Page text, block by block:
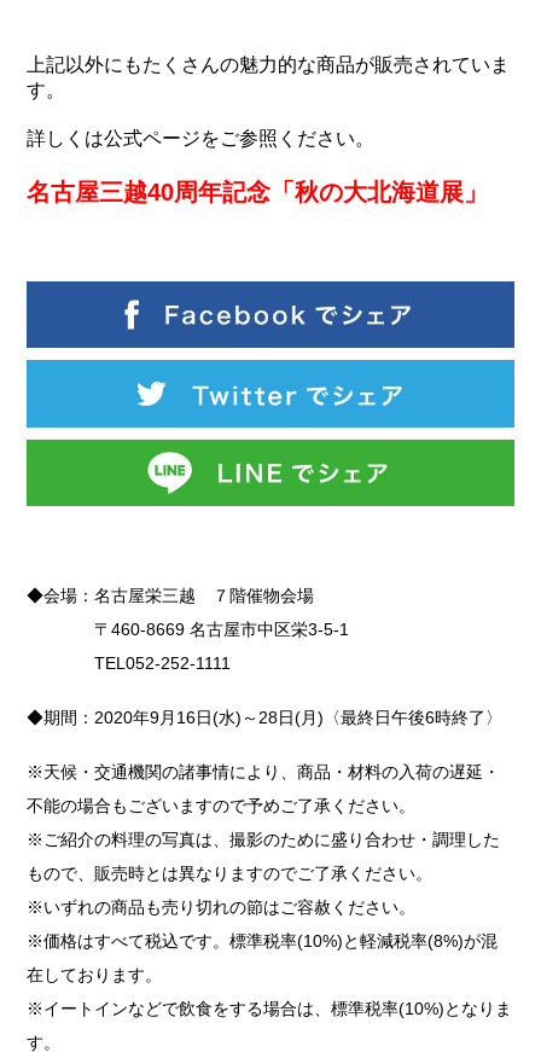
上記以外にもたくさんの魅力的な商品が販売されていま
す。
詳しくは公式ページをご参照ください。
名古屋三越40周年記念「秋の大北海道展」
◆会場：名古屋栄三越 ７階催物会場
〒460-8669 名古屋市中区栄3-5-1
TEL052-252-1111
◆期間：2020年9月16日(水)～28日(月)〈最終日午後6時終了〉
※天候・交通機関の諸事情により、商品・材料の入荷の遅延・
不能の場合もございますので予めご了承ください。
※ご紹介の料理の写真は、撮影のために盛り合わせ・調理した
もので、販売時とは異なりますのでご了承ください。
※いずれの商品も売り切れの節はご容赦ください。
※価格はすべて税込です。標準税率(10%)と軽減税率(8%)が混
在しております。
※イートインなどで飲食をする場合は、標準税率(10%)となりま
す。